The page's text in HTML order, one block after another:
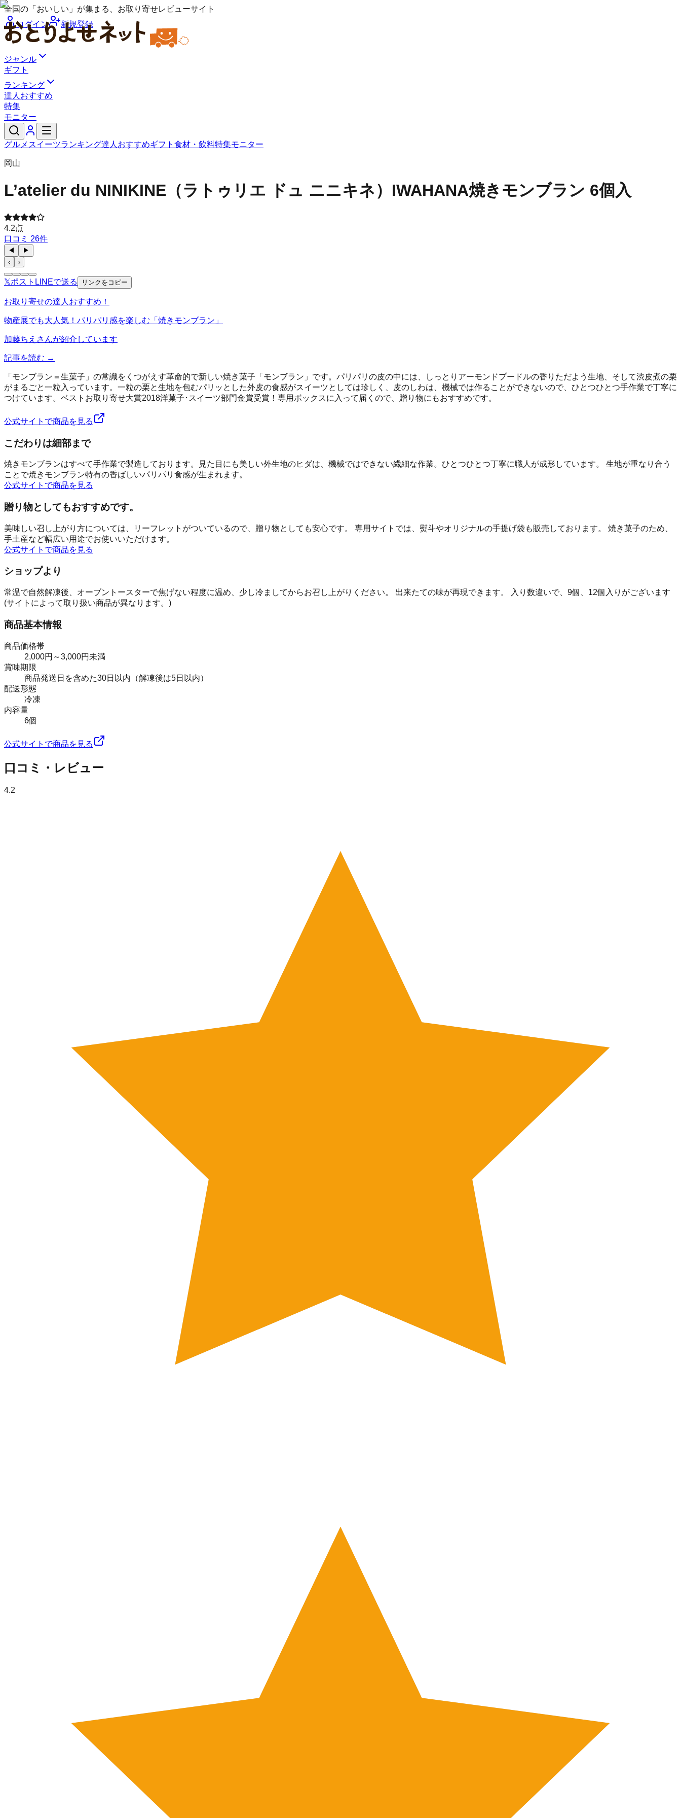
全国の「おいしい」が集まる、お取り寄せレビューサイト
ログイン
新規登録
ジャンル
ギフト
ランキング
達人おすすめ
特集
モニター
グルメ スイーツランキング達人おすすめギフト 食材・飲料特集モニター
岡山
L’atelier du NINIKINE（ラトゥリエ ドュ ニニキネ） IWAHANA焼きモンブラン 6個入
4.2点
口コミ 26件
◀
▶
‹
›
𝕏ポスト LINEで送る リンクをコピー
お取り寄せの達人おすすめ！
物産展でも大人気！パリパリ感を楽しむ「焼きモンブラン」
加藤ちえ さんが紹介しています
記事を読む →
「モンブラン＝生菓子」の常識をくつがえす革命的で新しい焼き菓子「モンブラン」です。パリパリの皮の中には、しっとりアーモンドプードルの香りただよう生地、そして渋皮煮の栗
がまるごと一粒入っています。一粒の栗と生地を包むパリッとした外皮の食感がスイーツとしては珍しく、皮のしわは、機械では作ることができないので、ひとつひとつ手作業で丁寧に
つけています。ベストお取り寄せ大賞2018洋菓子･スイーツ部門金賞受賞！専用ボックスに入って届くので、贈り物にもおすすめです。
公式サイトで商品を見る
こだわりは細部まで
焼きモンブランはすべて手作業で製造しております。見た目にも美しい外生地のヒダは、機械ではできない繊細な作業。ひとつひとつ丁寧に職人が成形しています。 生地が重なり合う
ことで焼きモンブラン特有の香ばしいパリパリ食感が生まれます。
公式サイトで商品を見る
贈り物としてもおすすめです。
美味しい召し上がり方については、リーフレットがついているので、贈り物としても安心です。 専用サイトでは、熨斗やオリジナルの手提げ袋も販売しております。 焼き菓子のため、
手土産など幅広い用途でお使いいただけます。
公式サイトで商品を見る
ショップより
常温で自然解凍後、オーブントースターで焦げない程度に温め、少し冷ましてからお召し上がりください。 出来たての味が再現できます。 入り数違いで、9個、12個入りがございます
(サイトによって取り扱い商品が異なります。)
商品基本情報
商品価格帯
2,000円～3,000円未満
賞味期限
商品発送日を含めた30日以内（解凍後は5日以内）
配送形態
冷凍
内容量
6個
公式サイトで商品を見る
口コミ・レビュー
4.2